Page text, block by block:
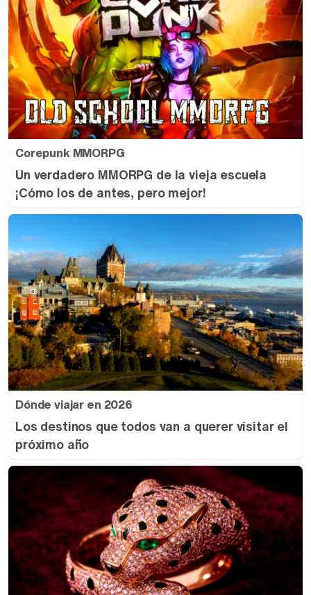
Corepunk MMORPG
Un verdadero MMORPG de la vieja escuela
¡Cómo los de antes, pero mejor!
Dónde viajar en 2026
Los destinos que todos van a querer visitar el
próximo año